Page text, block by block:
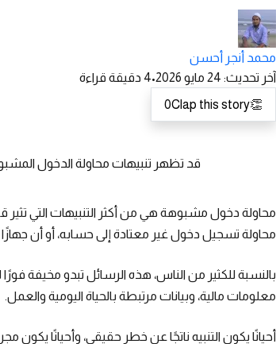
محمد أنجر أحسن
آخر تحديث: 24 مايو 2026 •
4 دقيقة قراءة
👏
0Clap this story
قد تظهر تنبيهات محاولة الدخول
محاولة دخول مشبوهة هي من أكثر التنبيهات التي
محاولة تسجيل دخول غير معتادة إلى حسابه، أو أن
بالنسبة للكثير من الناس، هذه الرسائل تبدو مخيفة
معلومات مالية، وبيانات مرتبطة بالحياة اليومية والعمل.
أحيانًا يكون التنبيه ناتجًا عن خطر حقيقي، وأحيانًا